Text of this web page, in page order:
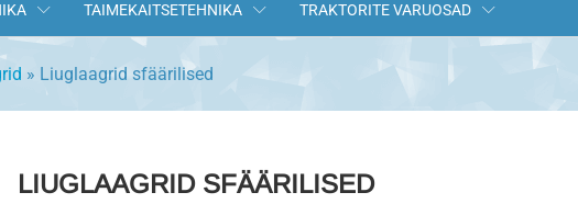
TAIMEKAITSETEHNIKA TRAKTORITE VARUOSAD
» Liuglaagrid sfäärilised
LIUGLAAGRID SFÄÄRILISED